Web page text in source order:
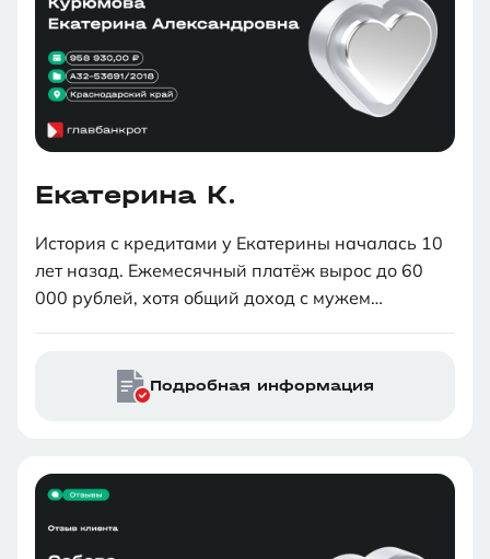
Екатерина К.
История с кредитами у Екатерины началась 10
лет назад. Ежемесячный платёж вырос до 60
000 рублей, хотя общий доход с мужем
старые. В конце 2018 года наша клиентка уже
ждала третьего ребенка, и стало ясно, что
«Главбанкрот» в социальных сетях и решила
изучения отзывов и информации на сайте
Подробная информация